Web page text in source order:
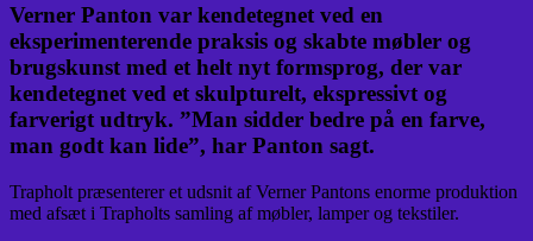
Verner Panton var kendetegnet ved en
eksperimenterende praksis og skabte møbler og
brugskunst med et helt nyt formsprog, der var
kendetegnet ved et skulpturelt, ekspressivt og
farverigt udtryk. ”Man sidder bedre på en farve,
man godt kan lide”, har Panton sagt.
Trapholt præsenterer et udsnit af Verner Pantons enorme produktion
med afsæt i Trapholts samling af møbler, lamper og tekstiler.